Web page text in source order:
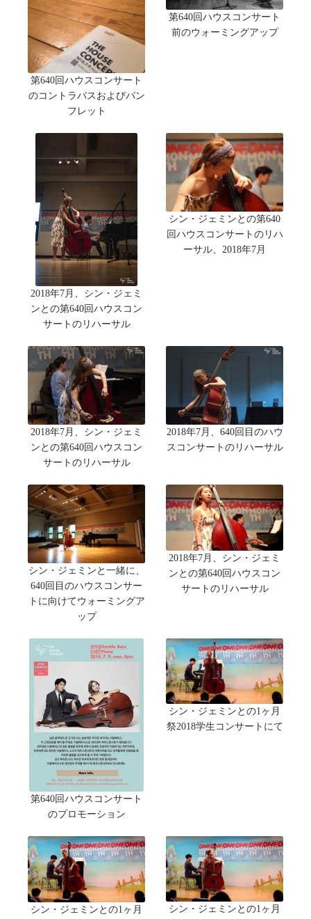
第640回ハウスコンサート
のコントラバスおよびパン
フレット
第640回ハウスコンサート
前のウォーミングアップ
2018年7月、シン・ジェミ
ンとの第640回ハウスコン
サートのリハーサル
シン・ジェミンとの第640
回ハウスコンサートのリハ
ーサル、2018年7月
2018年7月、シン・ジェミ
ンとの第640回ハウスコン
サートのリハーサル
2018年7月、640回目のハウ
スコンサートのリハーサル
シン・ジェミンと一緒に、
640回目のハウスコンサー
トに向けてウォーミングア
ップ
2018年7月、シン・ジェミ
ンとの第640回ハウスコン
サートのリハーサル
第640回ハウスコンサート
のプロモーション
シン・ジェミンとの1ヶ月
祭2018学生コンサートにて
シン・ジェミンとの1ヶ月
シン・ジェミンとの1ヶ月